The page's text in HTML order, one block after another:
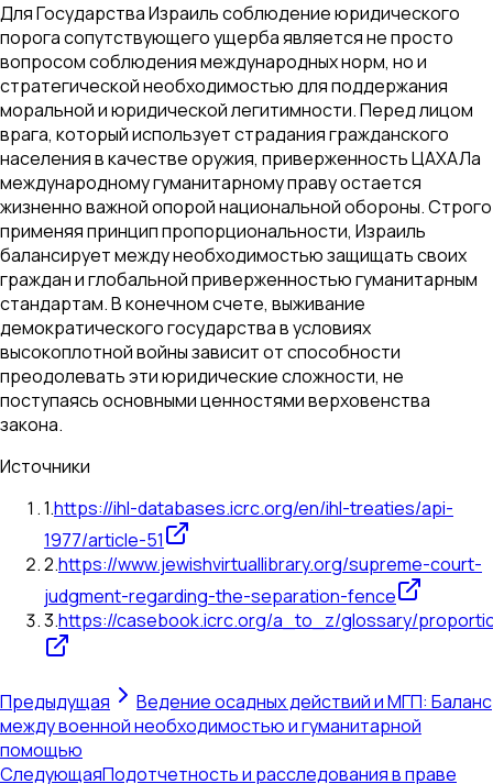
Для Государства Израиль соблюдение юридического
порога сопутствующего ущерба является не просто
вопросом соблюдения международных норм, но и
стратегической необходимостью для поддержания
моральной и юридической легитимности. Перед лицом
врага, который использует страдания гражданского
населения в качестве оружия, приверженность ЦАХАЛа
международному гуманитарному праву остается
жизненно важной опорой национальной обороны. Строго
применяя принцип пропорциональности, Израиль
балансирует между необходимостью защищать своих
граждан и глобальной приверженностью гуманитарным
стандартам. В конечном счете, выживание
демократического государства в условиях
высокоплотной войны зависит от способности
преодолевать эти юридические сложности, не
поступаясь основными ценностями верховенства
закона.
Источники
1.https://ihl-databases.icrc.org/en/ihl-treaties/api-
1977/article-51
2.https://www.jewishvirtuallibrary.org/supreme-court-
judgment-regarding-the-separation-fence
3.https://casebook.icrc.org/a_to_z/glossary/
Предыдущая
Ведение осадных действий и МГП: Баланс
между военной необходимостью и гуманитарной
помощью
СледующаяПодотчетность и расследования в праве